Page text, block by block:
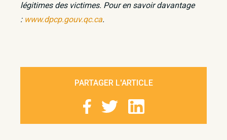
légitimes des victimes. Pour en savoir davantage
: www.dpcp.gouv.qc.ca.
PARTAGER L'ARTICLE